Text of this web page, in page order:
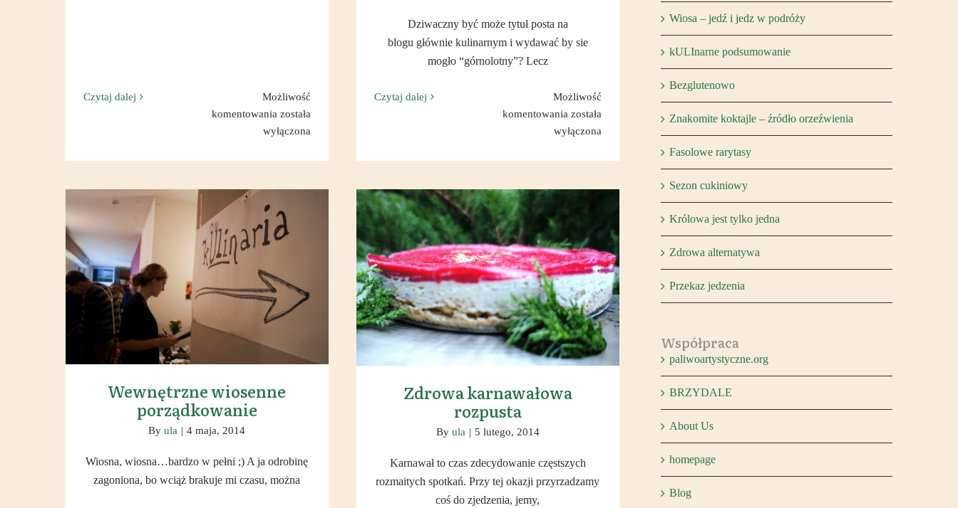
Czytaj dalej
Możliwość
komentowania Bezglutenowo,
dlaczego?
została
wyłączona
Dziwaczny być może tytuł posta na
blogu głównie kulinarnym i wydawać by sie
mogło “górnolotny”? Lecz
Czytaj dalej
Możliwość
komentowania Przekaz
jedzenia
została
wyłączona
Wewnętrzne wiosenne
porządkowanie
Wewnętrzne wiosenne
porządkowanie
Byula | 4 maja, 2014
Wiosna, wiosna…bardzo w pełni ;) A ja odrobinę
zagoniona, bo wciąż brakuje mi czasu, można
Zdrowa karnawałowa rozpusta
Zdrowa karnawałowa
rozpusta
By ula | 5 lutego, 2014
Karnawał to czas zdecydowanie częstszych
rozmaitych spotkań. Przy tej okazji przyrzadzamy
coś do zjedzenia, jemy,
Wiosa – jedź i jedz w podróży
kULInarne podsumowanie
Bezglutenowo
Znakomite koktajle – źródło orzeźwienia
Fasolowe rarytasy
Sezon cukiniowy
Królowa jest tylko jedna
Zdrowa alternatywa
Przekaz jedzenia
Współpraca
paliwoartystyczne.org
BRZYDALE
About Us
homepage
Blog